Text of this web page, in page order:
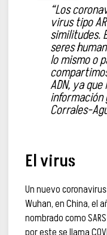
“Los
virus tipo
similitudes.
seres
lo mismo o
ADN, ya
información
Corrales-
El virus
Un nuevo
Wuhan, en China, el
nombrado como